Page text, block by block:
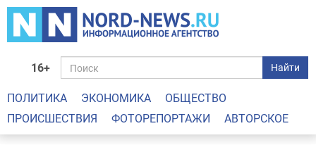
16+ Найти
ПОЛИТИКА ЭКОНОМИКА
ОБЩЕСТВО
ПРОИСШЕСТВИЯ
ФОТОРЕПОРТАЖИ АВТОРСКОЕ